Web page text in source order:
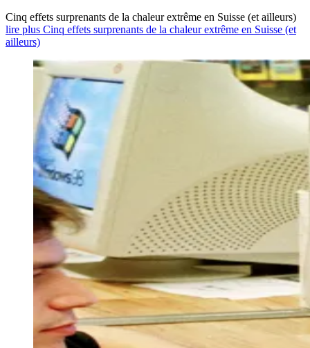
Cinq effets surprenants de la chaleur extrême en Suisse (et ailleurs)
lire plus Cinq effets surprenants de la chaleur extrême en Suisse (et
ailleurs)